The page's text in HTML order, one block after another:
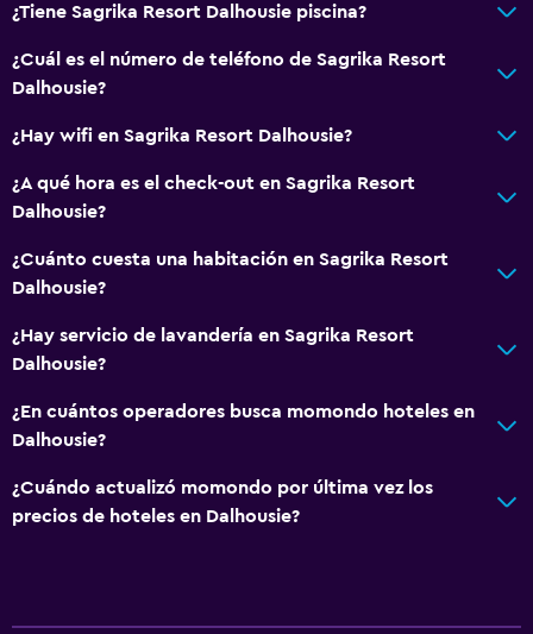
Estacionamiento accesible
Plantas superiores accesibles por ascensor
Plantas superiores accesibles por escaleras
Tetera eléctrica
Menús para dietas especiales (bajo petición)
La comida se puede entregar en el alojamiento
Tetera/cafetera
Comedor
¿Tiene Sagrika Resort Dalhousie piscina?
¿Cuál es el número de teléfono de Sagrika Resort
Dalhousie?
¿Hay wifi en Sagrika Resort Dalhousie?
¿A qué hora es el check-out en Sagrika Resort
Dalhousie?
¿Cuánto cuesta una habitación en Sagrika Resort
Dalhousie?
¿Hay servicio de lavandería en Sagrika Resort
Dalhousie?
¿En cuántos operadores busca momondo hoteles en
Dalhousie?
¿Cuándo actualizó momondo por última vez los
precios de hoteles en Dalhousie?